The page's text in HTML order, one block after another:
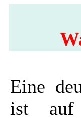
Eine
ist auf